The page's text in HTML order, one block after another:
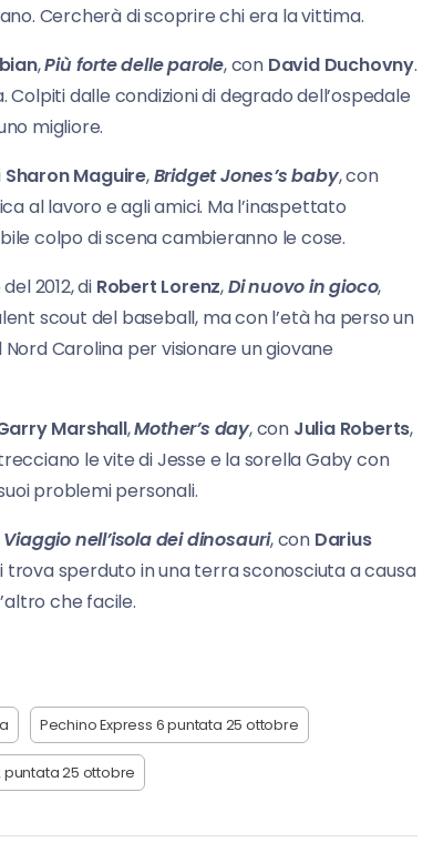
Cercherà di scoprire chi era la vittima.
,Più forte delle parole, con David Duchovny.
dalle condizioni di degrado dell’ospedale
migliore.
Sharon Maguire,Bridget Jones’sbaby, con
al lavoro e agli amici. Ma l’inaspettato
colpo di scena cambieranno le cose.
2012, di Robert Lorenz,Di nuovo in gioco,
scout del baseball, ma con l’età ha perso un
Carolina per visionare un giovane
Marshall,Mother’s day, con Julia Roberts,
le vite di Jesse e la sorella Gaby con
problemi personali.
Viaggio nell’isola dei dinosauri, con Darius
trova sperduto in una terra sconosciuta a causa
che facile.
Pechino Express 6 puntata 25 ottobre
25 ottobre